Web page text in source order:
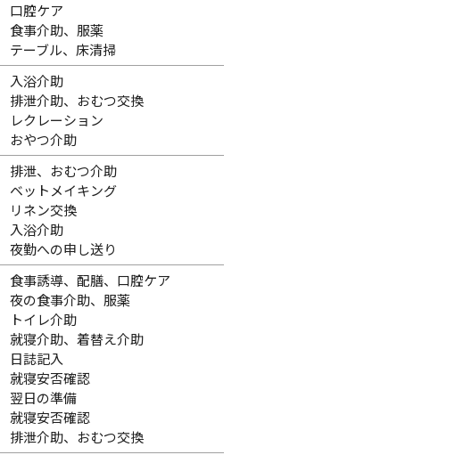
口腔ケア
食事介助、服薬
テーブル、床清掃
入浴介助
排泄介助、おむつ交換
レクレーション
おやつ介助
排泄、おむつ介助
ベットメイキング
リネン交換
入浴介助
夜勤への申し送り
食事誘導、配膳、口腔ケア
夜の食事介助、服薬
トイレ介助
就寝介助、着替え介助
日誌記入
就寝安否確認
翌日の準備
就寝安否確認
排泄介助、おむつ交換